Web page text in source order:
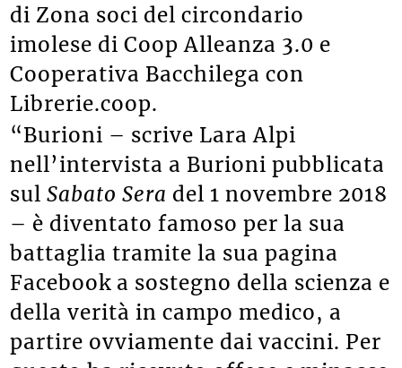
di Zona soci del circondario
imolese di Coop Alleanza 3.0 e
Cooperativa Bacchilega con
Librerie.coop.
“Burioni – scrive Lara Alpi
nell’intervista a Burioni pubblicata
sulSabato Sera del 1 novembre 2018
– è diventato famoso per la sua
battaglia tramite la sua pagina
Facebook a sostegno della scienza e
della verità in campo medico, a
partire ovviamente dai vaccini. Per